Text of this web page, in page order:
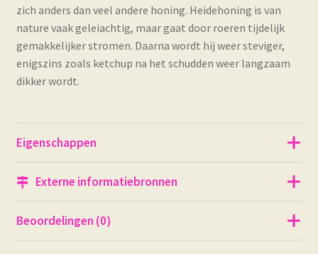
zich anders dan veel andere honing. Heidehoning is van
nature vaak geleiachtig, maar gaat door roeren tijdelijk
gemakkelijker stromen. Daarna wordt hij weer steviger,
enigszins zoals ketchup na het schudden weer langzaam
dikker wordt.
Eigenschappen
Externe informatiebronnen
Beoordelingen (0)